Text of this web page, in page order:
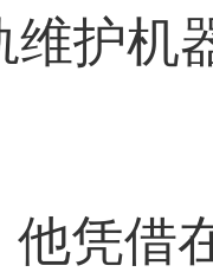
维护
他凭借